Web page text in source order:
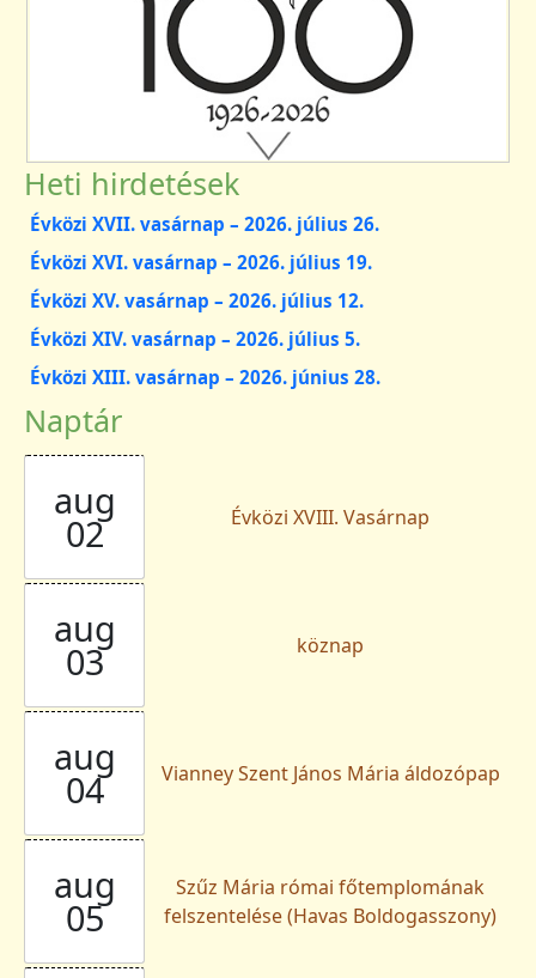
Heti hirdetések
Évközi XVII. vasárnap – 2026. július 26.
Évközi XVI. vasárnap – 2026. július 19.
Évközi XV. vasárnap – 2026. július 12.
Évközi XIV. vasárnap – 2026. július 5.
Évközi XIII. vasárnap – 2026. június 28.
Naptár
aug
02 Évközi XVIII. Vasárnap
aug
03 köznap
aug
04 Vianney Szent János Mária áldozópap
aug
05
Szűz Mária római főtemplomának
felszentelése (Havas Boldogasszony)